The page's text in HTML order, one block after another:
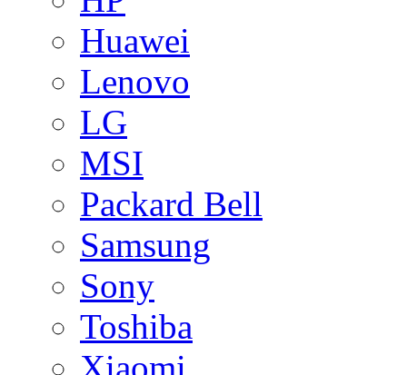
Huawei
Lenovo
LG
MSI
Packard Bell
Samsung
Sony
Toshiba
Xiaomi